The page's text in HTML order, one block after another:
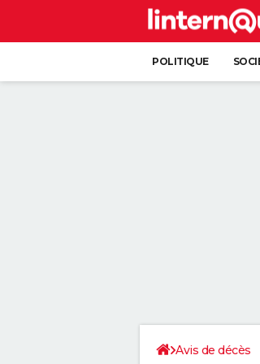
POLITIQUE
Avis de décès